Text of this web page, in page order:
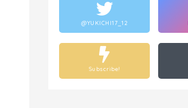
@YUKICHI17_12
Subscribe!